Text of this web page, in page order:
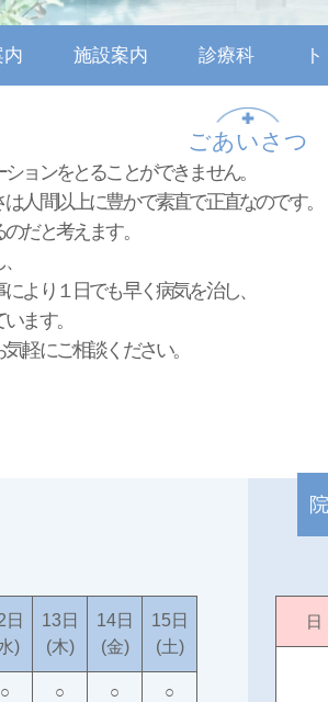
施設案内 診療科
ごあいさつ
ョンをとることができません。
人間以上に豊かで素直で正直なのです。
だと考えます。
より１日でも早く病気を治し、
ます。
軽にご相談ください。
日
)
13日
(木)
14日
(金)
15日
(土)
○ ○ ○ ○
日